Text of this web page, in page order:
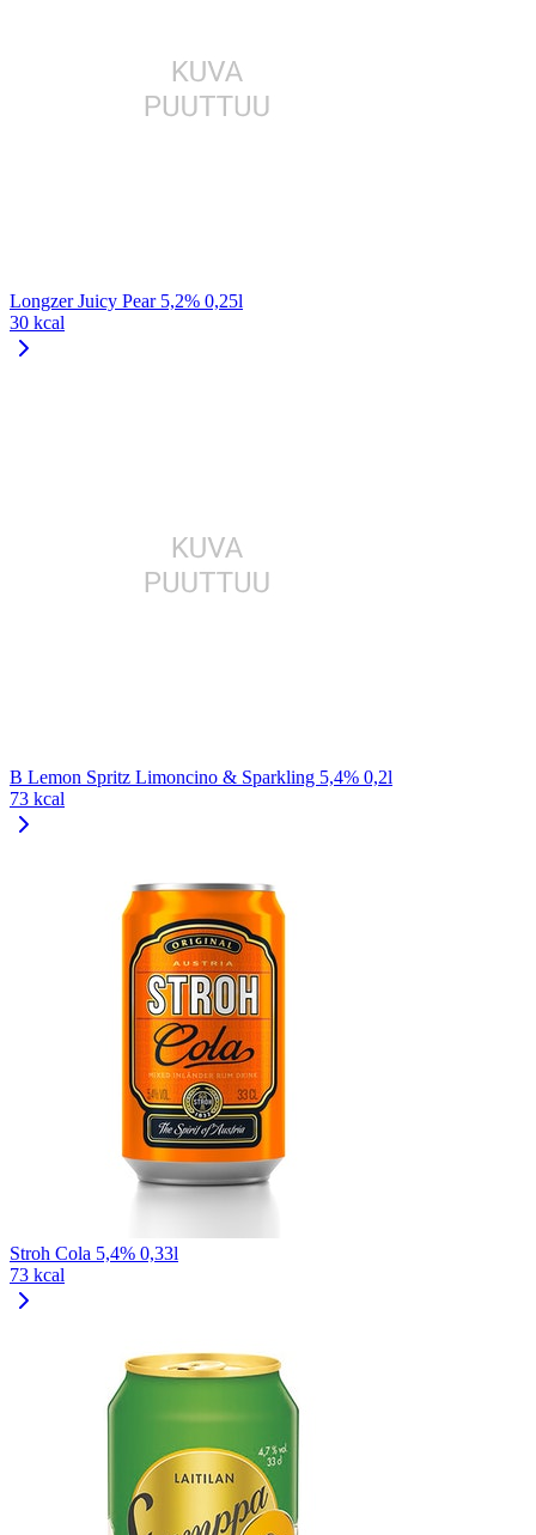
Longzer Juicy Pear 5,2% 0,25l
30 kcal
B Lemon Spritz Limoncino & Sparkling 5,4% 0,2l
73 kcal
Stroh Cola 5,4% 0,33l
73 kcal